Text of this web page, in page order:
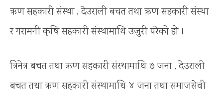
ऋण सहकारी संस्था , देउराली बचत तथा ऋण सहकारी संस्था
र गरामनी कृषि सहकारी संस्थामाथि उजुरी परेको हो ।
त्रिनेत्र बचत तथा ऋण सहकारी संस्थामाथि ७ जना , देउराली
बचत तथा ऋण सहकारी संस्थामाथि ४ जना तथा समाजसेवी